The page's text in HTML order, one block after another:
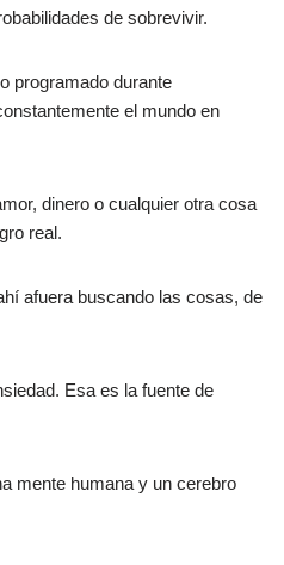
de sobrevivir.
programado durante
el mundo en
dinero o cualquier otra cosa
real.
afuera buscando las cosas, de
Esa es la fuente de
mente humana y un cerebro